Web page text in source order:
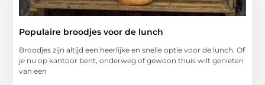
Populaire broodjes voor de lunch
Broodjes zijn altijd een heerlijke en snelle optie voor de lunch. Of
je nu op kantoor bent, onderweg of gewoon thuis wilt genieten
van een